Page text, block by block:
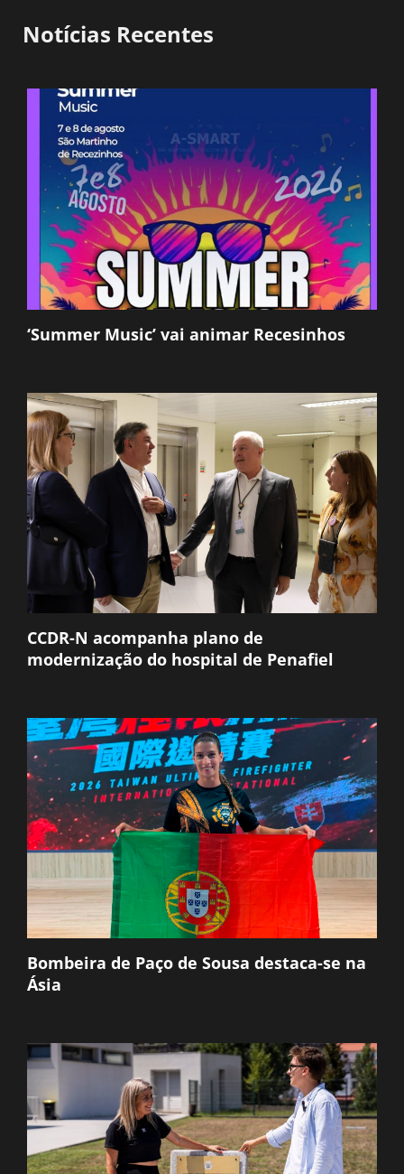
Notícias Recentes
‘Summer Music’ vai animar Recesinhos
CCDR-N acompanha plano de
modernização do hospital de Penafiel
Bombeira de Paço de Sousa destaca-se na
Ásia